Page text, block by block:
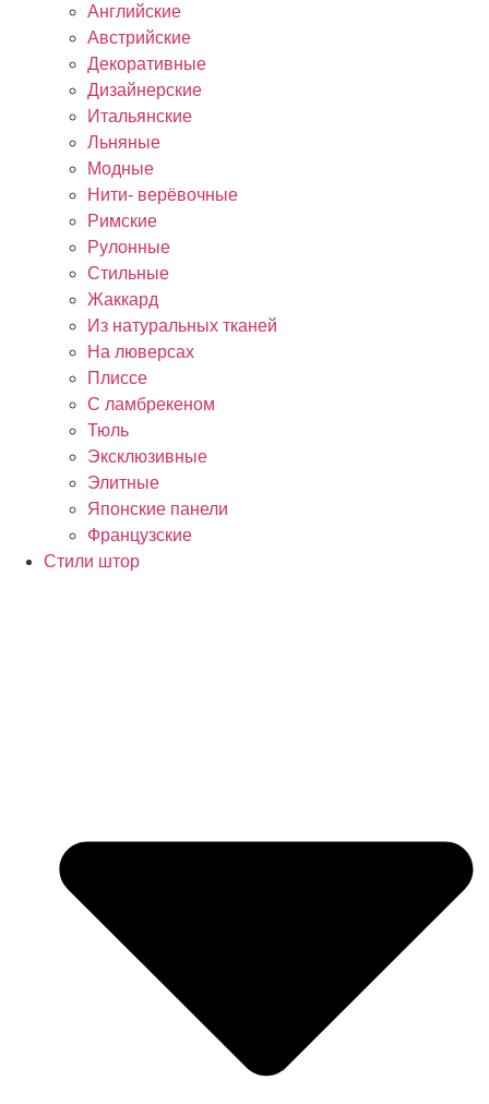
Английские
Австрийские
Декоративные
Дизайнерские
Итальянские
Льняные
Модные
Нити- верёвочные
Римские
Рулонные
Стильные
Жаккард
Из натуральных тканей
На люверсах
Плиссе
С ламбрекеном
Тюль
Эксклюзивные
Элитные
Японские панели
Французские
Стили штор